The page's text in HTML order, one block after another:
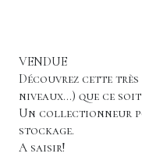
VENDUE
Découvrez cette
niveaux...) que ce
Un collectionneur
stockage.
A saisir!